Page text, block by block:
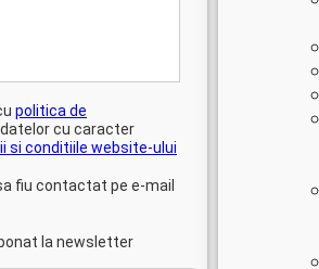
politica de
cu caracter
si conditiile website-ului
fiu contactat pe e-mail
la newsletter